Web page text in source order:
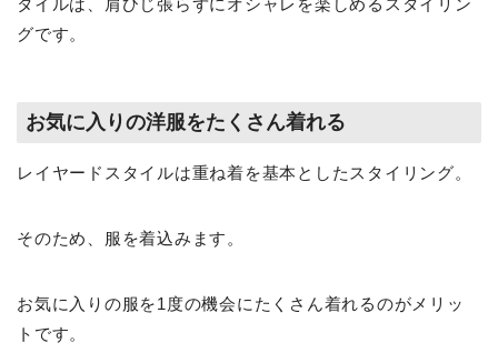
グです。
お気に入りの洋服をたくさん着れる
レイヤードスタイルは重ね着を基本としたスタイリング。
そのため、服を着込みます。
お気に入りの服を1度の機会にたくさん着れるのがメリッ
トです。